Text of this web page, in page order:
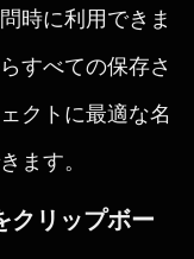
時に利用できま
すべての保存さ
クトに最適な名
ます。
クリップボー